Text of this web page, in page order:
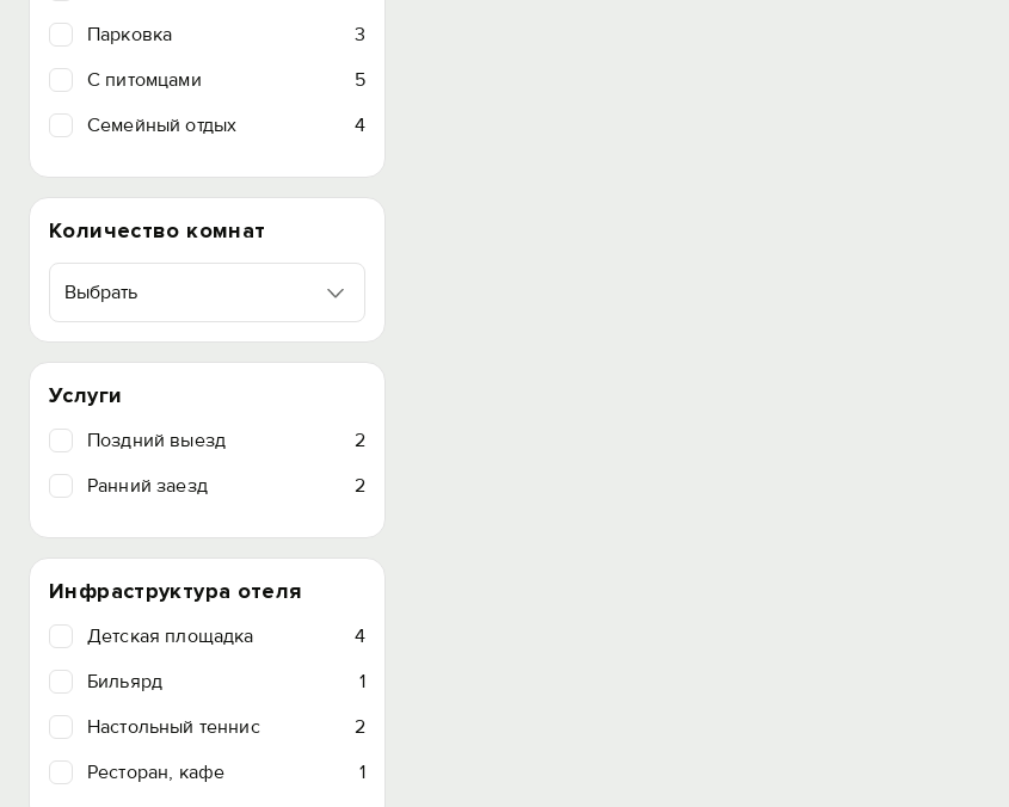
Парковка
3
C питомцами
5
Семейный отдых
4
Количество комнат
Выбрать
Услуги
Поздний выезд
2
Ранний заезд
2
Инфраструктура отеля
Детская площадка
4
Бильярд
1
Настольный теннис
2
Ресторан, кафе
1